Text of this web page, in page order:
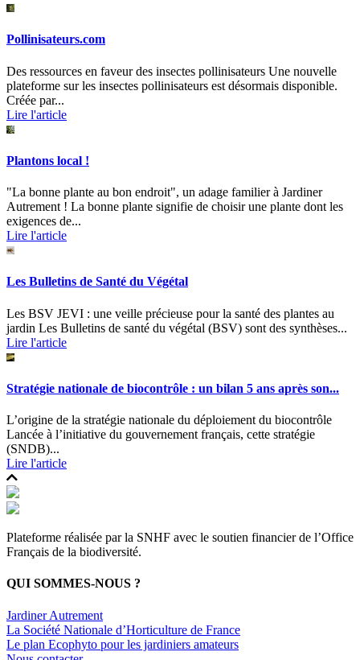
Pollinisateurs.com
Des ressources en faveur des insectes pollinisateurs Une nouvelle
plateforme sur les insectes pollinisateurs est désormais disponible.
Créée par...
Lire l'article
Plantons local !
"La bonne plante au bon endroit", un adage familier à Jardiner
Autrement ! La bonne plante signifie de choisir une plante dont les
exigences de...
Lire l'article
Les Bulletins de Santé du Végétal
Les BSV JEVI : une veille précieuse pour la santé des plantes au
jardin Les Bulletins de santé du végétal (BSV) sont des synthèses...
Lire l'article
Stratégie nationale de biocontrôle : un bilan 5 ans après son...
L’origine de la stratégie nationale du déploiement du biocontrôle
Lancée à l’initiative du gouvernement français, cette stratégie
(SNDB)...
Lire l'article
Plateforme réalisée par la SNHF avec le soutien financier de l’Office
Français de la biodiversité.
QUI SOMMES-NOUS ?
Jardiner Autrement
La Société Nationale d’Horticulture de France
Le plan Ecophyto pour les jardiniers amateurs